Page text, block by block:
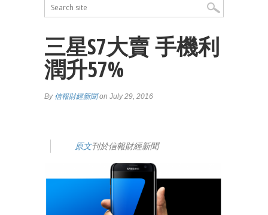
三星S7大賣 手機利
潤升57%
By 信報財經新聞on July 29, 2016
原文刊於信報財經新聞